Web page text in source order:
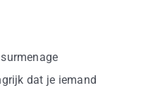
dat je iemand